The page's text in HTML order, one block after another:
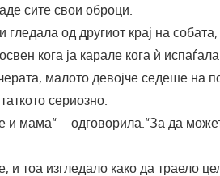
сите свои оброци.
гледала од другиот крај на
кога ја карале кога ѝ
малото девојче седеше на
сериозно.
мама“ – одговорила.“За да
и тоа изгледало како да траело